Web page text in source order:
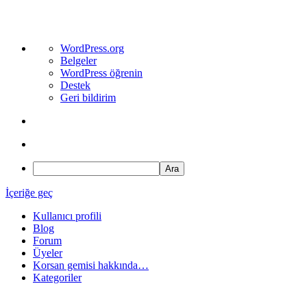
WordPress
hakkında
WordPress.org
Belgeler
WordPress öğrenin
Destek
Geri bildirim
Ara
İçeriğe geç
Kullanıcı profili
Blog
Forum
Üyeler
Korsan gemisi hakkında…
Kategoriler